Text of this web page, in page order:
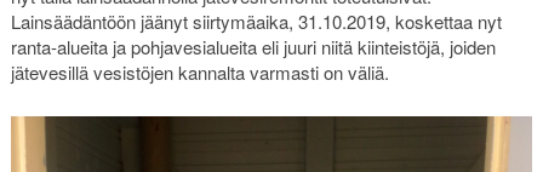
Lainsäädäntöön jäänyt siirtymäaika, 31.10.2019, koskettaa nyt
ranta-alueita ja pohjavesialueita eli juuri niitä kiinteistöjä, joiden
jätevesillä vesistöjen kannalta varmasti on väliä.